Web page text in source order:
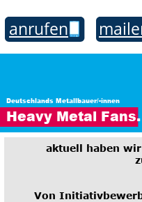
aktuell haben
Von
Deutschlands Metallbauer/-innen
Heavy Metal Fans.
anrufen